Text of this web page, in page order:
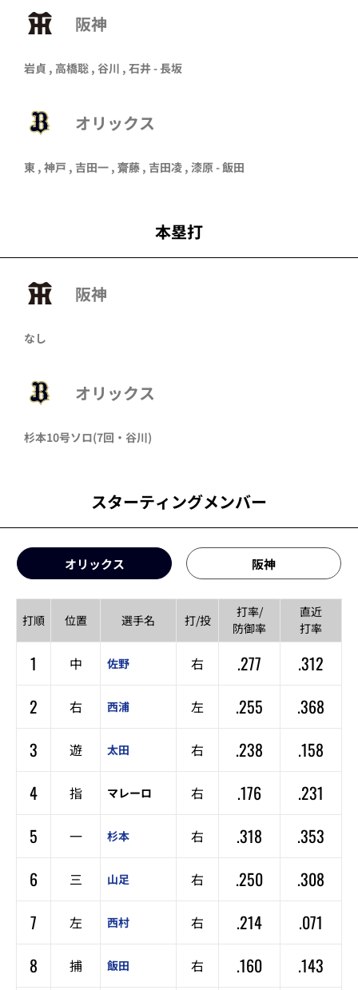
阪神
岩貞 , 高橋聡 , 谷川 , 石井 - 長坂
オリックス
東 , 神戸 , 吉田一 , 齋藤 , 吉田凌 , 漆原- 飯田
本塁打
阪神
なし
オリックス
杉本10号ソロ(7回・ 谷川)
スターティングメンバー
オリックス 阪神
打順 位置 選手名 打/投
打率/
防御率
直近
打率
1 中 佐野 右 .277
.312
2
右 西浦 左 .255
.368
3
遊 太田 右 .238
.158
4
指 マレーロ 右 .176
.231
5
一 杉本 右 .318
.353
6
三 山足 右 .250
.308
7
左 西村 右 .214
.071
8
捕 飯田 右 .160 .143